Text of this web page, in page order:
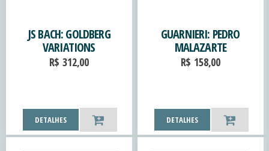
JS BACH: GOLDBERG
VARIATIONS
R$ 312,00
DETALHES
GUARNIERI: PEDRO
MALAZARTE
R$ 158,00
DETALHES